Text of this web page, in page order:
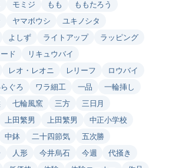
モミジ もも
ももたろう
ヤマボウシ
ユキノシタ
よしず ライトアップ
ラッピング
ド
リキュウバイ
レオ・レオニ レリーフ
ロウバイ
ぐろ ワラ細工 一品
一輪挿し
七輪風窯 三方
三日月
上田繁男 上田繁男
中正小学校
中鉢 二十四節気
五次勝
人形 今井烏石 今週
代掻き